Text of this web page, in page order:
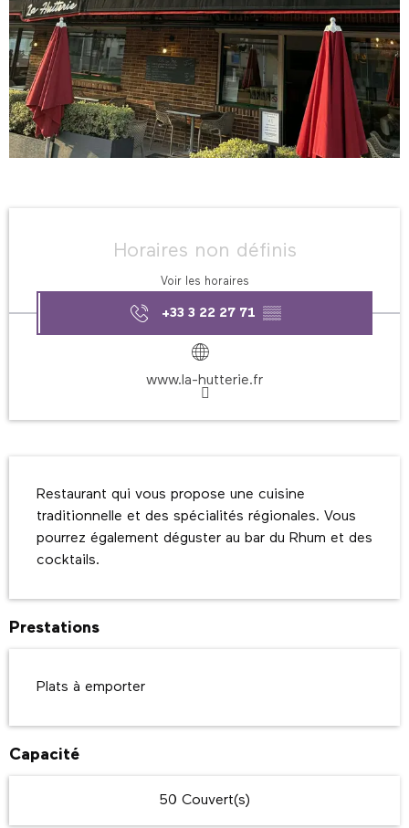
Horaires non définis
Voir les horaires
+33 3 22 27 71 ▒▒
www.la-hutterie.fr
Restaurant qui vous propose une cuisine
traditionnelle et des spécialités régionales. Vous
pourrez également déguster au bar du Rhum et des
cocktails.
Prestations
Plats à emporter
Capacité
50 Couvert(s)